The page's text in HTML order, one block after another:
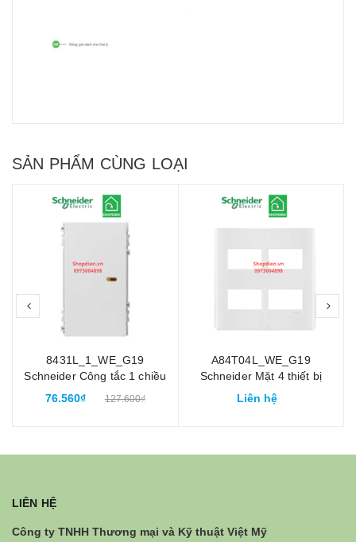
SẢN PHẨM CÙNG LOẠI
8431L_1_WE_G19
Schneider Công tắc 1 chiều
ZENCELO A size L màu
76.560₫ 127.600₫
A84T04L_WE_G19
Schneider Mặt 4 thiết bị
ZENCELO A màu trắng
Liên hệ
LIÊN HỆ
Công ty TNHH Thương mại và Kỹ thuật Việt Mỹ